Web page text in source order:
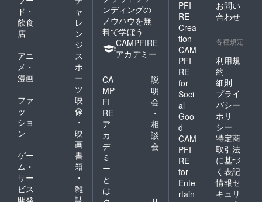
ド・
飲食
店
ャ
レ
ン
ジ
アニ
メ・
漫画
ス
ポ
ー
ツ
ファ
ッ
ショ
ン
映
像
・
映
画
ゲー
ム・
サー
ビス
書
籍
・
雑
ンディングの
ノウハウを無
料で学ぼう
CAMPFIRE
アカデミー
CA
MP
FI
RE
ア
カ
デ
ミ
ー
と
は
説
明
会
・
相
談
会
PFI
RE
Crea
tion
CAM
PFI
RE
for
Soci
al
Goo
d
CAM
PFI
RE
for
Ente
rtain
お問い
合わせ
各種規定
利用規
約
細則
プライ
バシー
ポリ
シー
特定商
取引法
に基づ
く表記
情報セ
キュリ